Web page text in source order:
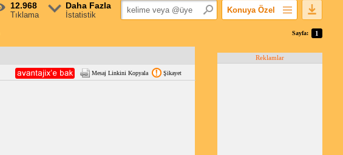
12.968
Tıklama
Daha Fazla
İstatistik
Konuya Özel
Popüler Mesajlar
Sayfa: 1
Mesaj Linkini Kopyala Şikayet
Reklamlar